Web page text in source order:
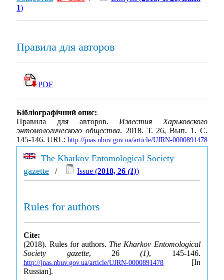
1)
Правила для авторов
PDF
Бібліографічний опис:
Правила для авторов.Известия Харьковского
энтомологического общества. 2018. Т. 26, Вып. 1. С.
145-146. URL: http://jnas.nbuv.gov.ua/article/UJRN-0000891478
The Kharkov Entomological Society
gazette / Issue (2018, 26(1))
Rules for authors
Cite:
(2018). Rules for authors. The Kharkov Entomological
Society gazette, 26(1), 145-146.
http://jnas.nbuv.gov.ua/article/UJRN-0000891478 [In
Russian].